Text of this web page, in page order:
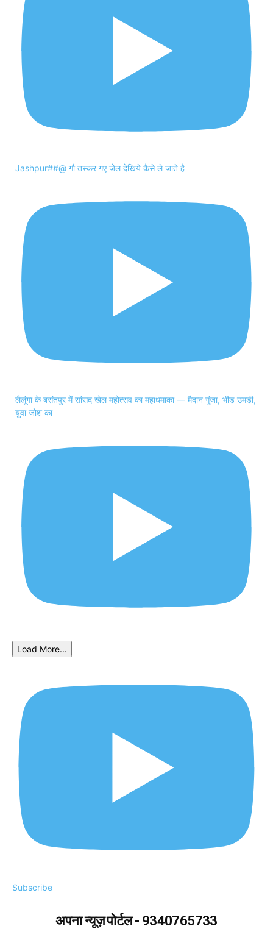
Jashpur##@ गौ तस्कर गए जेल देखिये कैसे ले जाते है
लैलूंगा के बसंतपुर में सांसद खेल महोत्सव का महाधमाका — मैदान गूंजा, भीड़ उमड़ी,
युवा जोश का
Load More...
Subscribe
अपना न्यूज़ पोर्टल - 9340765733